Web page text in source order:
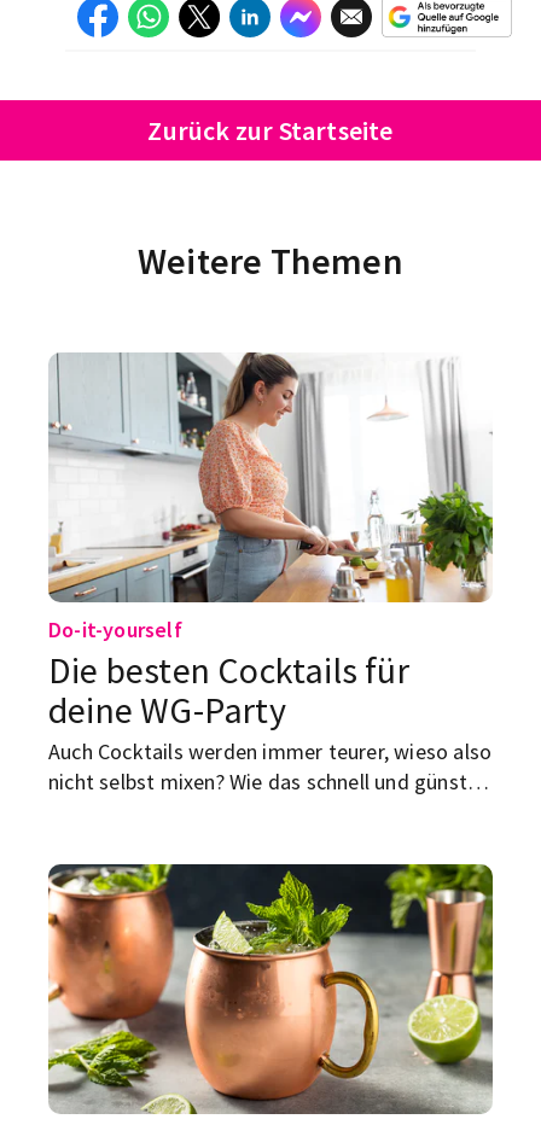
Zurück zur Startseite
Weitere Themen
Do-it-yourself
Die besten Cocktails für
deine WG-Party
Auch Cocktails werden immer teurer, wieso also
nicht selbst mixen? Wie das schnell und günstig